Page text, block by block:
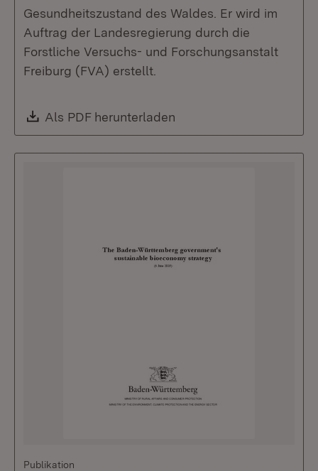
Gesundheitszustand des Waldes. Er wird im
Auftrag der Landesregierung durch die
Forstliche Versuchs- und Forschungsanstalt
Freiburg (FVA) erstellt.
Download:
Als PDF herunterladen
Publikation